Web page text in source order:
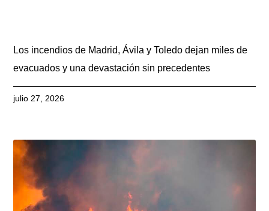
Los incendios de Madrid, Ávila y Toledo dejan miles de
evacuados y una devastación sin precedentes
julio 27, 2026